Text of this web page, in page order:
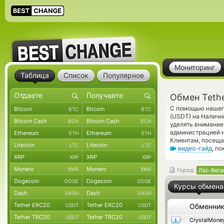
Мониторинг
Обмен
С помощью
(USDT) на
уделять
администрацией
Клиентам,
видео-гайд,
Город: Лас-
Курсы обмена
Обменник
Таблица Список Популярное
Bitcoin BTC Bitcoin BTC
Bitcoin Cash BCH Bitcoin Cash BCH
Ethereum ETH Ethereum ETH
Litecoin LTC Litecoin LTC
XRP XRP XRP XRP
Monero XMR Monero XMR
Dogecoin DOGE Dogecoin DOGE
Dash DASH Dash DASH
Tether ERC20 USDT Tether ERC20 USDT
Tether TRC20 USDT Tether TRC20 USDT